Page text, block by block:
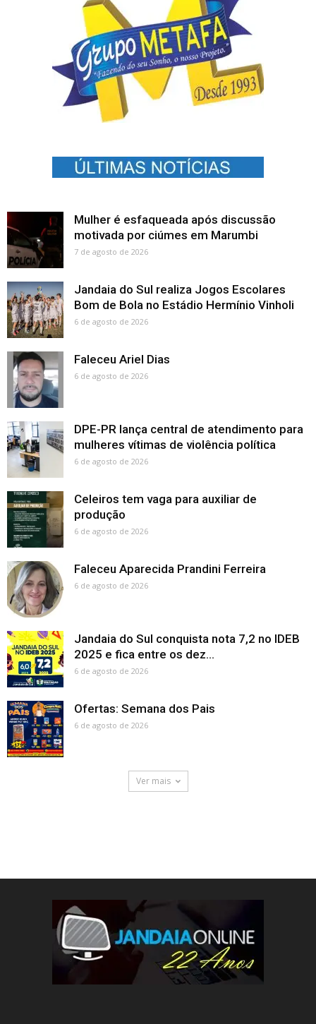
Mulher é esfaqueada após discussão
motivada por ciúmes em Marumbi
7 de agosto de 2026
Jandaia do Sul realiza Jogos Escolares
Bom de Bola no Estádio Hermínio Vinholi
6 de agosto de 2026
Faleceu Ariel Dias
6 de agosto de 2026
DPE-PR lança central de atendimento para
mulheres vítimas de violência política
6 de agosto de 2026
Celeiros tem vaga para auxiliar de
produção
6 de agosto de 2026
Faleceu Aparecida Prandini Ferreira
6 de agosto de 2026
Jandaia do Sul conquista nota 7,2 no IDEB
2025 e fica entre os dez...
6 de agosto de 2026
Ofertas: Semana dos Pais
6 de agosto de 2026
Ver mais